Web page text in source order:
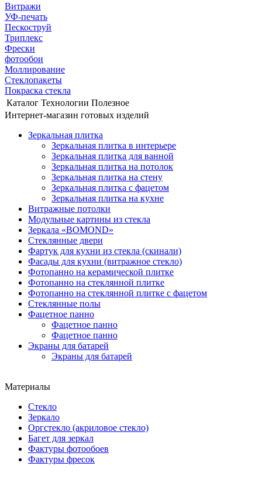
Витражи
УФ-печать
Пескоструй
Триплекс
Фрески
фотообои
Моллирование
Стеклопакеты
Покраска стекла
Каталог Технологии Полезное
Интернет-магазин готовых изделий
Зеркальная плитка
Зеркальная плитка в интерьере
Зеркальная плитка для ванной
Зеркальная плитка на потолок
Зеркальная плитка на стену
Зеркальная плитка с фацетом
Зеркальная плитка на кухне
Витражные потолки
Модульные картины из стекла
Зеркала «BOMOND»
Стеклянные двери
Фартук для кухни из стекла (скинали)
Фасады для кухни (витражное стекло)
Фотопанно на керамической плитке
Фотопанно на стеклянной плитке
Фотопанно на стеклянной плитке с фацетом
Стеклянные полы
Фацетное панно
Фацетное панно
Фацетное панно
Экраны для батарей
Экраны для батарей
Материалы
Стекло
Зеркало
Оргстекло (акриловое стекло)
Багет для зеркал
Фактуры фотообоев
Фактуры фресок